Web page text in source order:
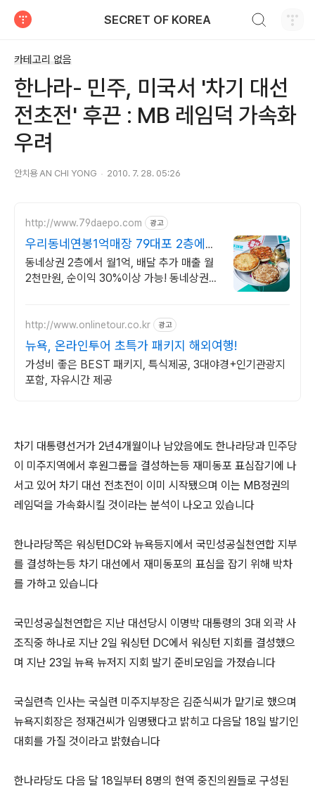
SECRET OF KOREA
카테고리 없음
한나라- 민주, 미국서 '차기 대선
전초전' 후끈 : MB 레임덕 가속화
우려
안치용 AN CHI YONG 2010. 7. 28. 05:26
http://www.79daepo.com 광고
우리동네연봉1억매장 79대포 2층에서
도 매출 1억
동네상권 2층에서 월1억, 배달 추가 매출 월
2천만원, 순이익 30%이상 가능! 동네상권에
http://www.onlinetour.co.kr 광고
뉴욕, 온라인투어 초특가 패키지 해외여행!
가성비 좋은 BEST 패키지, 특식제공, 3대야경+인기관광지
포함, 자유시간 제공
차기 대통령선거가 2년4개월이나 남았음에도 한나라당과 민주당
이 미주지역에서 후원그룹을 결성하는등 재미동포 표심잡기에 나
서고 있어 차기 대선 전초전이 이미 시작됐으며 이는 MB정권의
레임덕을 가속화시킬 것이라는 분석이 나오고 있습니다
한나라당쪽은 워싱턴DC와 뉴욕등지에서 국민성공실천연합 지부
를 결성하는등 차기 대선에서 재미동포의 표심을 잡기 위해 박차
를 가하고 있습니다
국민성공실천연합은 지난 대선당시 이명박 대통령의 3대 외곽 사
조직중 하나로 지난 2일 워싱턴 DC에서 워싱턴 지회를 결성했으
며 지난 23일 뉴욕 뉴저지 지회 발기 준비모임을 가졌습니다
국실련측 인사는 국실련 미주지부장은 김준식씨가 맡기로 했으며
뉴욕지회장은 정재건씨가 임명됐다고 밝히고 다음달 18일 발기인
대회를 가질 것이라고 밝혔습니다
한나라당도 다음 달 18일부터 8명의 현역 중진의원들로 구성된